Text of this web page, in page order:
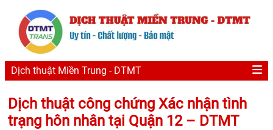
Dịch thuật Miền Trung - DTMT
Dịch thuật công chứng Xác nhận tình
trạng hôn nhân tại Quận 12 – DTMT